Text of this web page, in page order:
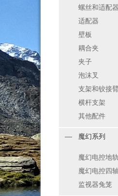
螺丝和适配器
适配器
壁板
耦合夹
夹子
泡沫叉
支架和铰接臂
横杆支架
其他配件
魔幻系列
魔幻电控地
魔幻电控四
监视器兔笼